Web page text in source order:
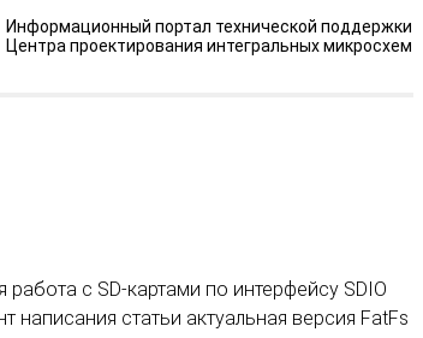
Информационный портал технической поддержки
Центра проектирования интегральных микросхем
с SD-картами по интерфейсу SDIO
написания статьи актуальная версия FatFs